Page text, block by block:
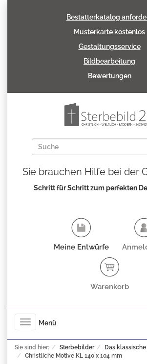
Bestatterkatalog
Musterkarte kostenlos
Gestaltungsservice
Bildbearbeitung
Bewertungen
Sie brauchen Hilfe bei der
Schritt für Schritt zum perfekten
Meine Entwürfe
Warenkorb
Toggle
navigation
Menü
Sie sind hier: Sterbebilder
Das
Christliche Motive KL 140 x 104 mm